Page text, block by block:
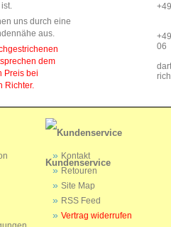
uns durch eine
aus.
dem
Preis bei
Richter.
06
Kundenservice
Kontakt
Retouren
Site Map
RSS Feed
Vertrag widerrufen